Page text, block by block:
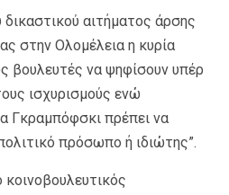
αιτήματος άρσης
στην Ολομέλεια η κυρία
βουλευτές να ψηφίσουν υπέρ
ισχυρισμούς ενώ
Γκραμπόφσκι πρέπει να
πρόσωπο ή ιδιώτης”.